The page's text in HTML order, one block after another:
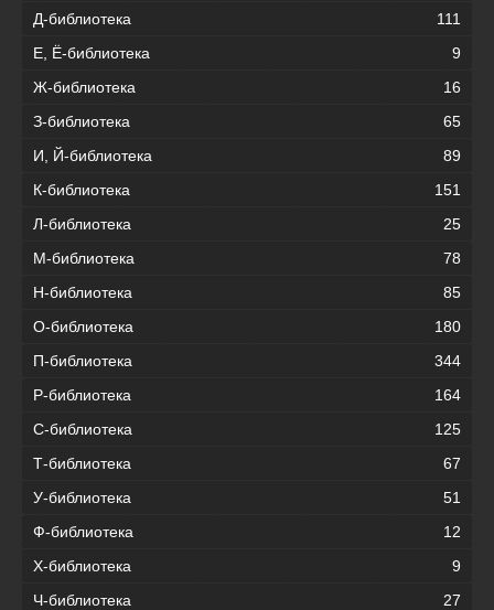
Д-библиотека
111
Е, Ё-библиотека
9
Ж-библиотека
16
З-библиотека
65
И, Й-библиотека
89
К-библиотека
151
Л-библиотека
25
М-библиотека
78
Н-библиотека
85
О-библиотека
180
П-библиотека
344
Р-библиотека
164
С-библиотека
125
Т-библиотека
67
У-библиотека
51
Ф-библиотека
12
Х-библиотека
9
Ч-библиотека
27